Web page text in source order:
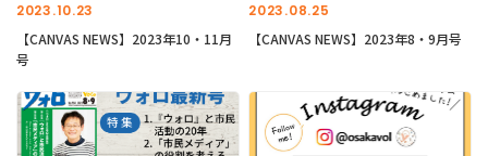
2023.10.23
【CANVAS NEWS】2023年10・11月
号
2023.08.25
【CANVAS NEWS】2023年8・9月号